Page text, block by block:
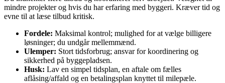
mindre projekter og hvis du har erfaring med byggeri. Kræver tid og
evne til at læse tilbud kritisk.
Fordele: Maksimal kontrol; mulighed for at vælge billigere
løsninger; du undgår mellemmænd.
Ulemper: Stort tidsforbrug; ansvar for koordinering og
sikkerhed på byggepladsen.
Husk: Lav en simpel tidsplan, en aftale om fælles
aflåsing/affald og en betalingsplan knyttet til milepæle.